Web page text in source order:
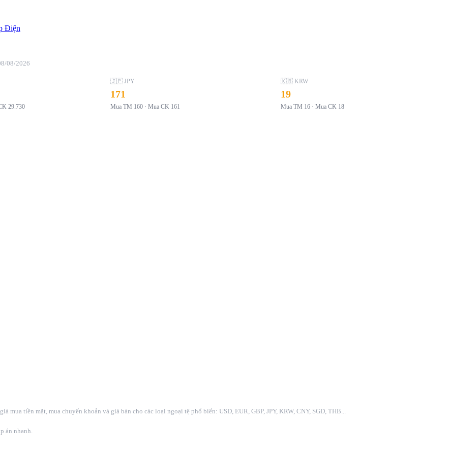
Điện
08/2026
29.730
🇯🇵 JPY
171
Mua TM 160 · Mua CK 161
🇰🇷 KRW
19
Mua TM 16 · Mua CK 18
tiền mặt, mua chuyển khoản và giá bán cho các loại ngoại tệ phổ biến: USD, EUR, GBP, JPY, KRW, CNY, SGD, THB...
án nhanh.